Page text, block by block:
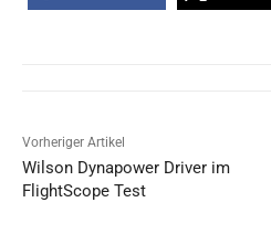
Vorheriger Artikel
Wilson Dynapower Driver im
FlightScope Test